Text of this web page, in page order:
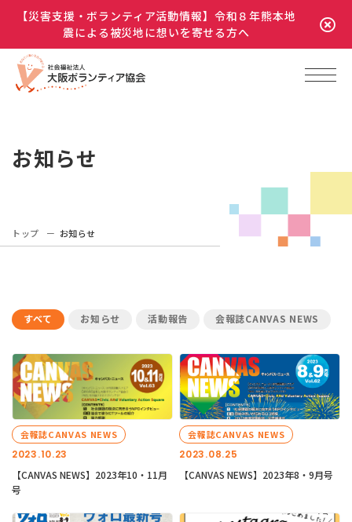
【災害支援・ボランティア活動情報】令和８年熊本地
震による被災地に想いを寄せる方へ
お知らせ
トップ お知らせ
すべて お知らせ 活動報告 会報誌CANVAS NEWS
2023.10.23
会報誌CANVAS NEWS
【CANVAS NEWS】2023年10・11月
号
2023.08.25
会報誌CANVAS NEWS
【CANVAS NEWS】2023年8・9月号